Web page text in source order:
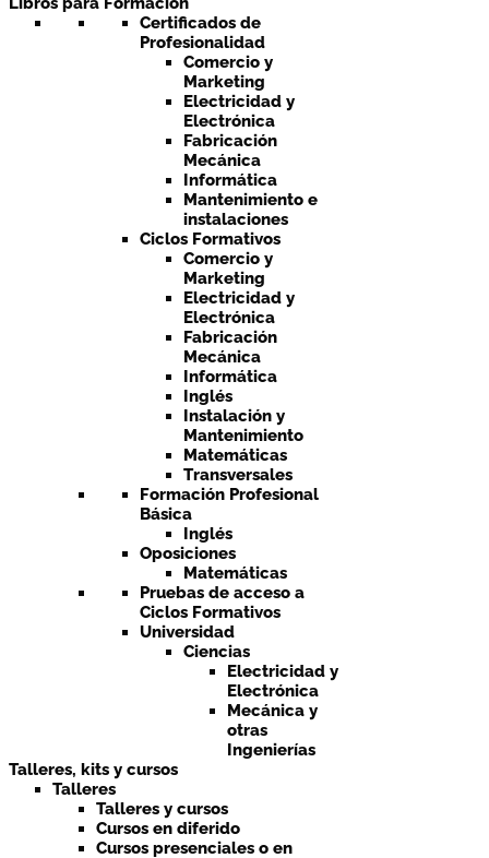
Certificados de
Profesionalidad
Comercio y
Marketing
Electricidad y
Electrónica
Fabricación
Mecánica
Informática
Mantenimiento e
instalaciones
Ciclos Formativos
Comercio y
Marketing
Electricidad y
Electrónica
Fabricación
Mecánica
Informática
Inglés
Instalación y
Mantenimiento
Matemáticas
Transversales
Formación Profesional
Básica
Inglés
Oposiciones
Matemáticas
Pruebas de acceso a
Ciclos Formativos
Universidad
Ciencias
Electricidad y
Electrónica
Mecánica y
otras
Ingenierías
Talleres, kits y cursos
Talleres
Talleres y cursos
Cursos en diferido
Cursos presenciales o en